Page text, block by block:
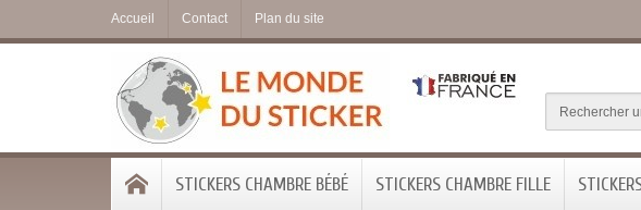
Accueil Contact Plan du site
STICKERS CHAMBRE BÉBÉ STICKERS CHAMBRE FILLE